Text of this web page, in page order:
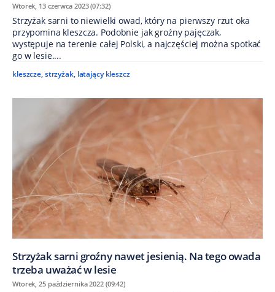
Wtorek, 13 czerwca 2023 (07:32)
Strzyżak sarni to niewielki owad, który na pierwszy rzut oka
przypomina kleszcza. Podobnie jak groźny pajęczak,
występuje na terenie całej Polski, a najczęściej można spotkać
go w lesie....
kleszcze,strzyżak, latający kleszcz
Strzyżak sarni groźny nawet jesienią. Na tego owada
trzeba uważać w lesie
Wtorek, 25 października 2022 (09:42)